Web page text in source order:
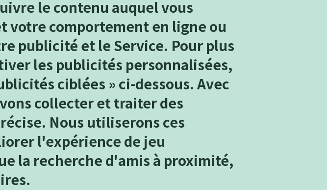
le contenu auquel vous
votre comportement en ligne ou
publicité et le Service. Pour plus
les publicités personnalisées,
ciblées » ci-dessous. Avec
collecter et traiter des
Nous utiliserons ces
l'expérience de jeu
la recherche d'amis à proximité,